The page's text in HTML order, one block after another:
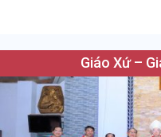
Giáo Xứ –